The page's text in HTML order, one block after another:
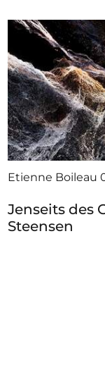
Etienne Boileau
Jenseits des
Steensen